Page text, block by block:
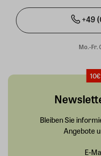
+49
Mo.-Fr.
Bleiben Sie
Angebote